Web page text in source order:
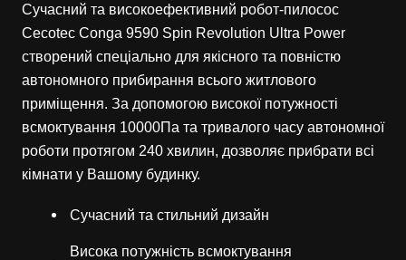
Сучасний та високоефективний робот-пилосос
Cecotec Conga 9590 Spin Revolution Ultra Power
створений спеціально для якісного та повністю
автономного прибирання всього житлового
приміщення. За допомогою високої потужності
всмоктування 10000Па та тривалого часу автономної
роботи протягом 240 хвилин, дозволяє прибрати всі
кімнати у Вашому будинку.
Сучасний та стильний дизайн
Висока потужність всмоктування